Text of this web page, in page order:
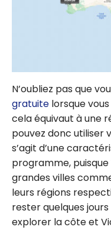
N’oubliez pas que
gratuite lorsque
cela équivaut à une
pouvez donc utiliser
s’agit d’une
programme,
grandes villes
leurs régions
rester quelques
explorer la côte et